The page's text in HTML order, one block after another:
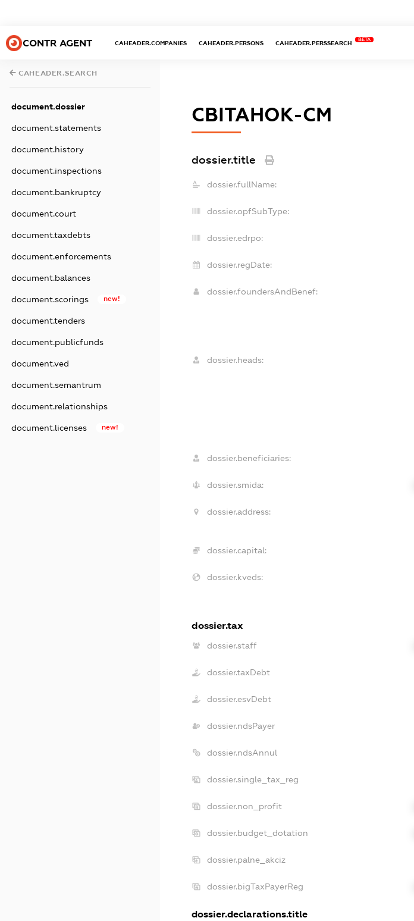
CONTR AGENT CAHEADER.COMPANIES CAHEADER.PERSONS CAHEADER.PERSSEARCH
BETA
CAHEADER.SEARCH
document.dossier
document.statements
document.history
document.inspections
document.bankruptcy
document.court
document.taxdebts
document.enforcements
document.balances
document.scorings new!
document.tenders
document.publicfunds
document.ved
document.semantrum
document.relationships
document.licenses new!
СВІТАНОК-СМ
dossier.title
dossier.fullName:
dossier.opfSubType:
dossier.edrpo:
dossier.regDate:
dossier.foundersAndBenef:
dossier.heads:
dossier.beneficiaries:
dossier.smida:
dossier.address:
dossier.capital:
dossier.kveds:
dossier.tax
dossier.staff
dossier.taxDebt
dossier.esvDebt
dossier.ndsPayer
dossier.ndsAnnul
dossier.single_tax_reg
dossier.non_profit
dossier.budget_dotation
dossier.palne_akciz
dossier.bigTaxPayerReg
dossier.declarations.title